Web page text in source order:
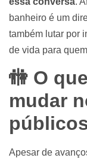
banheiro é um
também lutar por
de vida para
🚻 O
mudar
Apesar de